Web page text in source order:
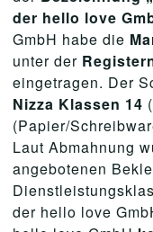
der hello love
GmbH habe die
unter der
eingetragen. Der
Nizza Klassen 14
(Papier/
Laut Abmahnung
angebotenen
der hello love